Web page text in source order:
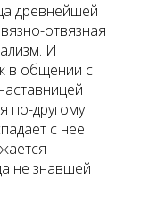
древнейшей
отвязная
И
в общении с
по-другому
с неё
не знавшей